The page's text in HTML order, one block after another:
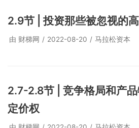
2.9节 | 投资那些被忽视的
由 财梯网 2022-08-20 马拉松资本
2.7-2.8节 | 竞争格局和产
定价权